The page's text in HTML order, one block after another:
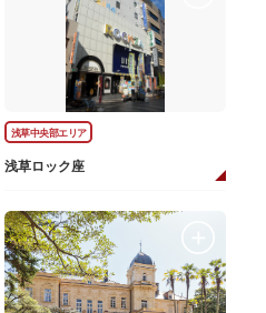
浅草中央部エリア
浅草ロック座